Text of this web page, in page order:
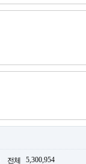
전체 5,300,954